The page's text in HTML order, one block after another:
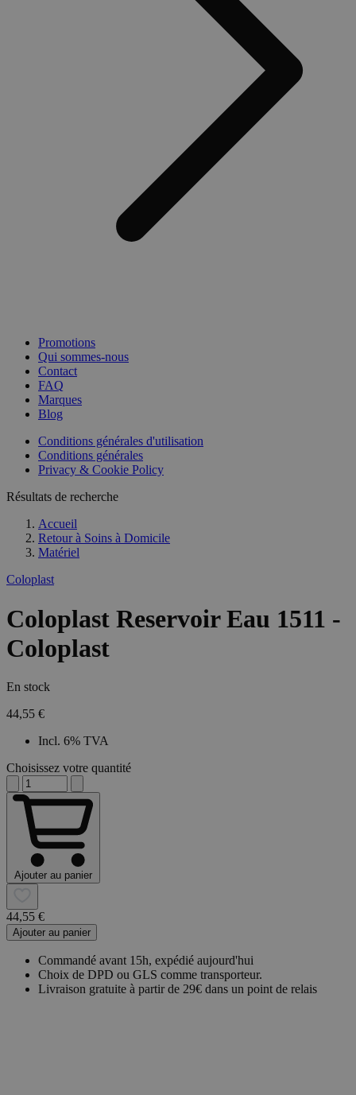
Promotions
Qui sommes-nous
Contact
FAQ
Marques
Blog
Conditions générales d'utilisation
Conditions générales
Privacy & Cookie Policy
Résultats de recherche
Accueil
Retour à Soins à Domicile
Matériel
Coloplast
Coloplast Reservoir Eau 1511 -
Coloplast
En stock
44,55 €
Incl. 6% TVA
Choisissez votre quantité
Ajouter au panier
44,55 €
Ajouter au panier
Commandé avant 15h, expédié aujourd'hui
Choix de DPD ou GLS comme transporteur.
Livraison gratuite à partir de 29€ dans un point de relais